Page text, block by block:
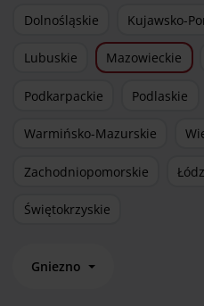
Dolnośląskie Kujawsko-
Lubuskie Mazowieckie
Podkarpackie Podlaskie
Warmińsko-Mazurskie
Zachodniopomorskie
Świętokrzyskie
Gniezno